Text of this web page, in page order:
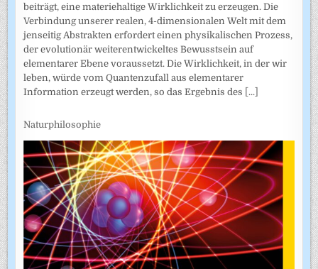
beiträgt, eine materiehaltige Wirklichkeit zu erzeugen. Die
Verbindung unserer realen, 4-dimensionalen Welt mit dem
jenseitig Abstrakten erfordert einen physikalischen Prozess,
der evolutionär weiterentwickeltes Bewusstsein auf
elementarer Ebene voraussetzt. Die Wirklichkeit, in der wir
leben, würde vom Quantenzufall aus elementarer
Information erzeugt werden, so das Ergebnis des [...]
Naturphilosophie